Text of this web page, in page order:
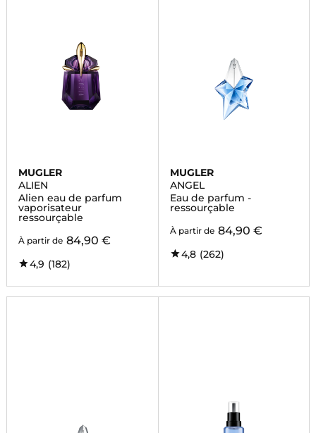
MUGLER
ALIEN
Alien eau de parfum
vaporisateur
ressourçable
À partir de 84,90 €
4,9 (182)
MUGLER
ANGEL
Eau de parfum -
ressourçable
À partir de 84,90 €
4,8 (262)